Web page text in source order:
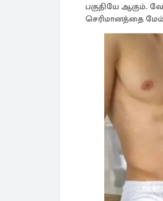
பகுதியே ஆகும்.
செரிமானத்தை